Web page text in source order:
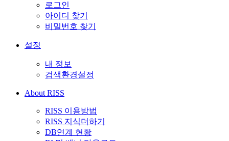
로그인
아이디 찾기
비밀번호 찾기
설정
내 정보
검색환경설정
About RISS
RISS 이용방법
RISS 지식더하기
DB연계 현황